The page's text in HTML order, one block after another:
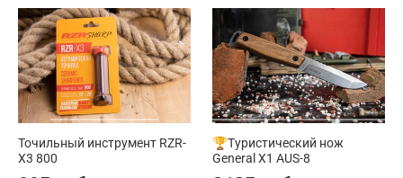
Точильный инструмент RZR-
X3 800
🏆Туристический нож
General X1 AUS-8